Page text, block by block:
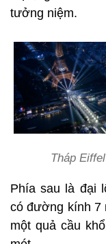
tưởng niệm.
Tháp
Phía sau là đại
có đường kính 7
một quả cầu